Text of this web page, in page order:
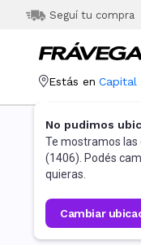
Seguí tu compra
Estás en Capital
No pudimos
Te mostramos las
(1406). Podés
quieras.
cambiar